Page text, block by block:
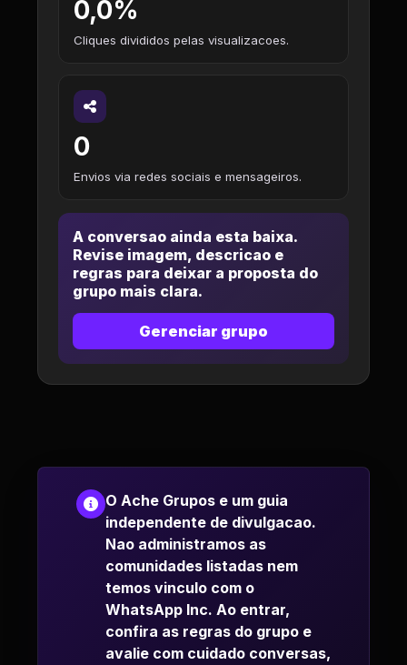
0,0%
Cliques divididos pelas visualizacoes.
0
Envios via redes sociais e mensageiros.
A conversao ainda esta baixa.
Revise imagem, descricao e
regras para deixar a proposta do
grupo mais clara.
Gerenciar grupo
O Ache Grupos e um guia
independente de divulgacao.
Nao administramos as
comunidades listadas nem
temos vinculo com o
WhatsApp Inc. Ao entrar,
confira as regras do grupo e
avalie com cuidado conversas,